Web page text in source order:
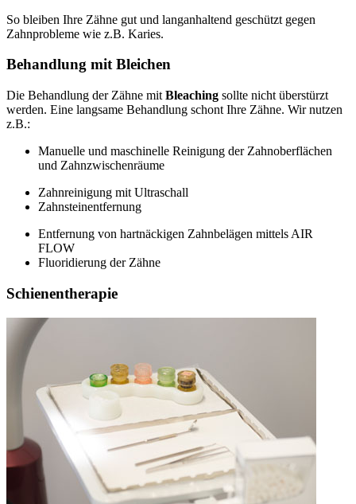
So bleiben Ihre Zähne gut und langanhaltend geschützt gegen
Zahnprobleme wie z.B. Karies.
Behandlung mit Bleichen
Die Behandlung der Zähne mit Bleaching sollte nicht überstürzt
werden. Eine langsame Behandlung schont Ihre Zähne. Wir nutzen
z.B.:
Manuelle und maschinelle Reinigung der Zahnoberflächen
und Zahnzwischenräume
Zahnreinigung mit Ultraschall
Zahnsteinentfernung
Entfernung von hartnäckigen Zahnbelägen mittels AIR
FLOW
Fluoridierung der Zähne
Schienentherapie